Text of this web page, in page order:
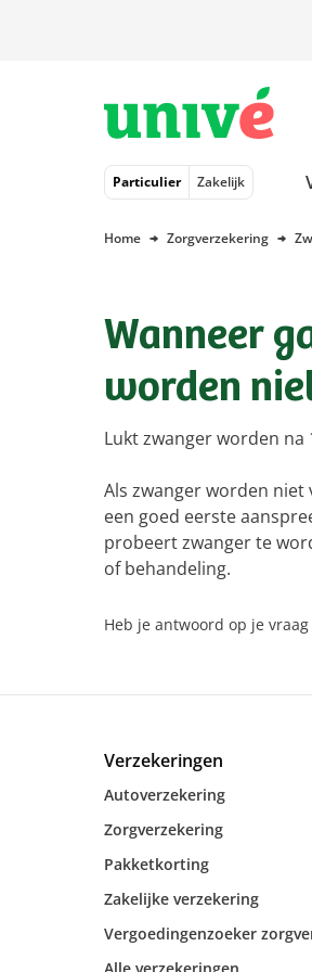
Particulier Zakelijk
Home Zorgverzekering
Wanneer
worden
Lukt zwanger worden
Als zwanger worden niet
een goed eerste
probeert zwanger te
of behandeling.
Heb je antwoord op je vraag
Verzekeringen
Autoverzekering
Zorgverzekering
Pakketkorting
Zakelijke verzekering
Vergoedingenzoeker